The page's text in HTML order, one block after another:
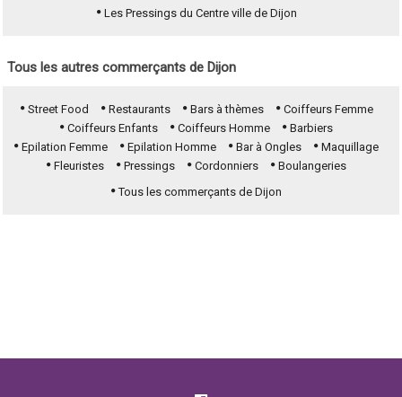
Les Pressings du Centre ville de Dijon
Tous les autres commerçants de Dijon
Street Food Restaurants Bars à thèmes
Coiffeurs Femme
Coiffeurs Enfants
Coiffeurs Homme
Barbiers
Epilation Femme
Epilation Homme Bar à Ongles
Maquillage
Fleuristes
Pressings Cordonniers
Boulangeries
Tous les commerçants de Dijon